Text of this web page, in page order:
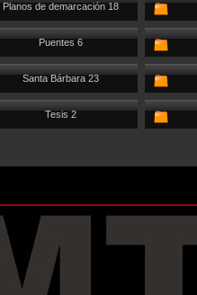
Planos de demarcación 18
Puentes 6
Santa Bárbara 23
Tesis 2